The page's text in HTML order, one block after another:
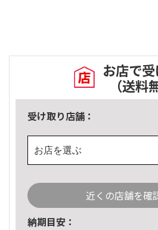
お店で
（送料
受け取り店舗：
お店を選ぶ
近くの店舗を確
納期目安：